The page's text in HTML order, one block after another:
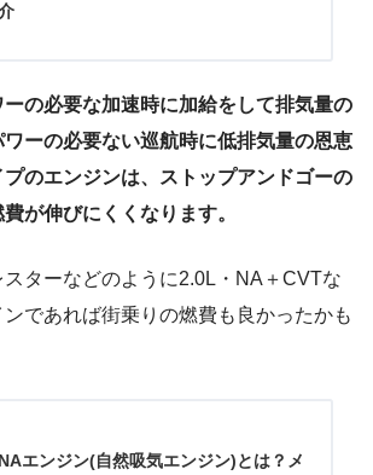
の必要な加速時に加給をして排気量の
ーの必要ない巡航時に低排気量の恩恵
のエンジンは、ストップアンドゴーの
が伸びにくくなります。
ターなどのように2.0L・NA＋CVTな
であれば街乗りの燃費も良かったかも
NAエンジン(自然吸気エンジン)とは？メ